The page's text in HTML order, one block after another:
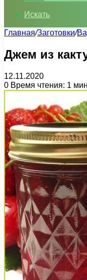
Искать
Главная/Заготовки/
Джем из
12.11.2020
0 Время чтения: 1